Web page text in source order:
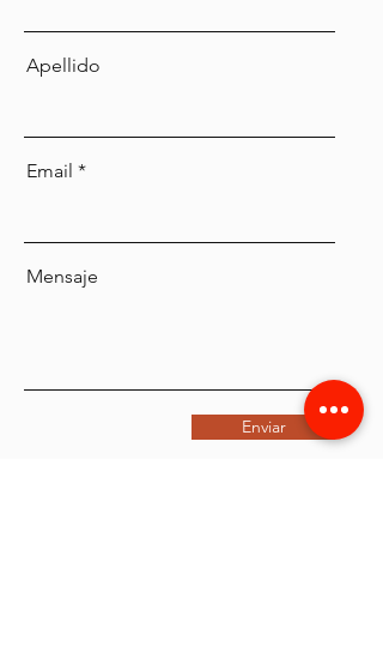
Apellido
Email
Mensaje
Enviar